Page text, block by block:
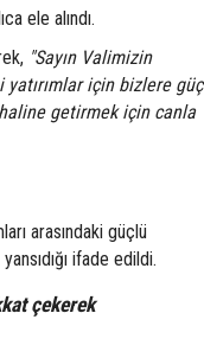
ele alındı.
"Sayın Valimizin
yatırımlar için bizlere güç
getirmek için canla
arasındaki güçlü
ifade edildi.
çekerek